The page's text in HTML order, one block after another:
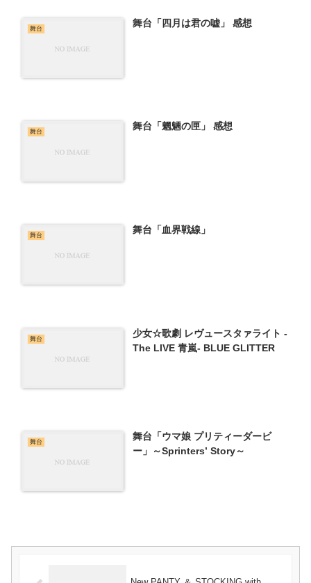
舞台 舞台「四月は君の嘘」 感想
舞台 舞台「魍魎の匣」 感想
舞台 舞台「血界戦線」
舞台
少女☆歌劇 レヴュースタァライト -
The LIVE 青嵐- BLUE GLITTER
舞台
舞台「ウマ娘 プリティーダービ
ー」～Sprinters’ Story～